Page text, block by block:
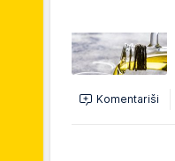
Komentariši